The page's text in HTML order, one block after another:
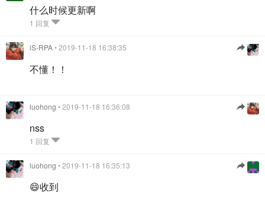
什么时候更新啊
1 回复
iS-RPA• 2019-11-18 16:38:35
不懂！！
luohong • 2019-11-18 16:36:08
nss
1 回复
luohong • 2019-11-18 16:35:13
😄收到